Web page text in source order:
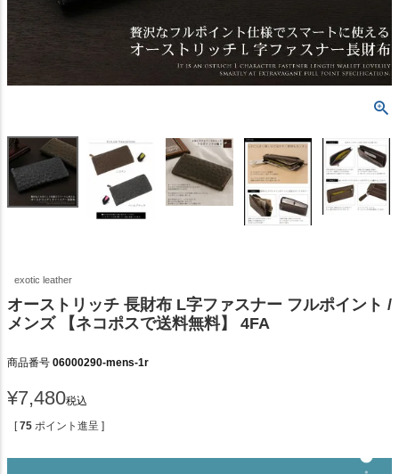
exotic leather
オーストリッチ 長財布 L字ファスナー フルポイント /
メンズ 【ネコポスで送料無料】 4FA
商品番号 06000290-mens-1r
¥7,480税込
[ 75 ポイント進呈 ]